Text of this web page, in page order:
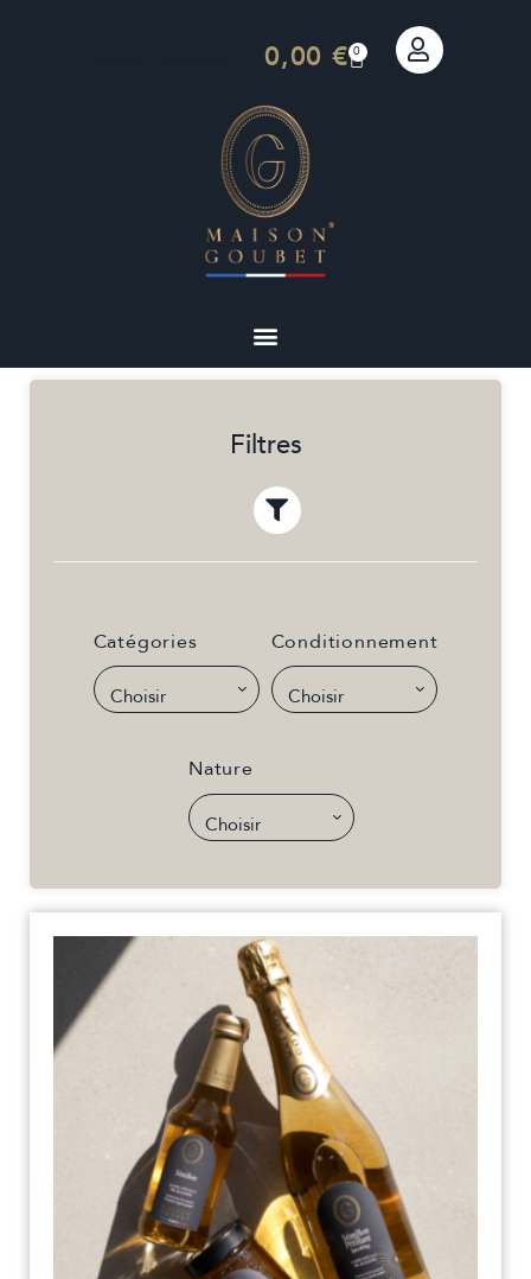
0,00 € 0
Filtres
Catégories Conditionnement
Nature